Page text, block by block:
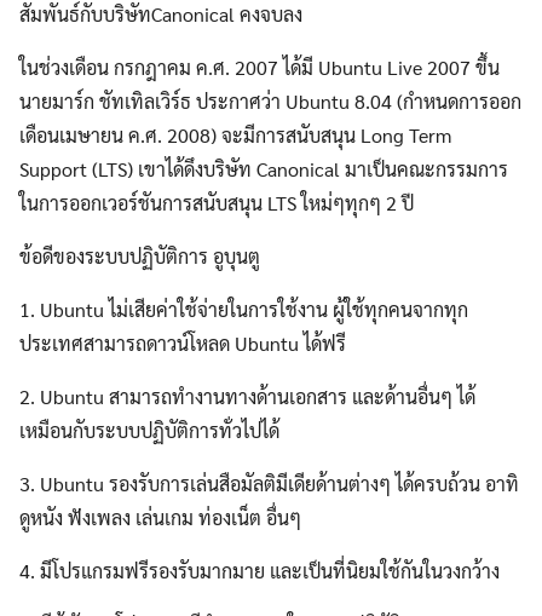
สัมพันธ์กับบริษัทCanonical คงจบลง
ในช่วงเดือน กรกฎาคม ค.ศ. 2007 ได้มี Ubuntu Live 2007 ขึ้น
นายมาร์ก ชัทเทิลเวิร์ธ ประกาศว่า Ubuntu 8.04 (กำหนดการออก
เดือนเมษายน ค.ศ. 2008) จะมีการสนับสนุน Long Term
Support (LTS) เขาได้ดึงบริษัท Canonical มาเป็นคณะกรรมการ
ในการออกเวอร์ชันการสนับสนุน LTS ใหม่ๆทุกๆ 2 ปี
ข้อดีของระบบปฏิบัติการ อูบุนตู
1. Ubuntu ไม่เสียค่าใช้จ่ายในการใช้งาน ผู้ใช้ทุกคนจากทุก
ประเทศสามารถดาวน์โหลด Ubuntu ได้ฟรี
2. Ubuntu สามารถทํางานทางด้านเอกสาร และด้านอื่นๆ ได้
เหมือนกับระบบปฏิบัติการทั่วไปได้
3. Ubuntu รองรับการเล่นสือมัลติมีเดียด้านต่างๆ ได้ครบถ้วน อาทิ
ดูหนัง ฟังเพลง เล่นเกม ท่องเน็ต อื่นๆ
4. มีโปรแกรมฟรีรองรับมากมาย และเป็นที่นิยมใช้กันในวงกว้าง